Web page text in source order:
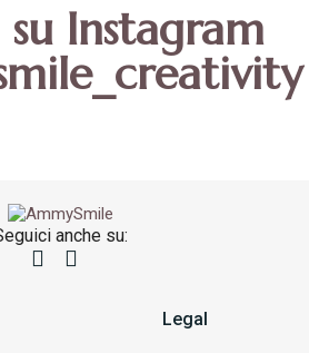
su Instagram
anche su:
Legal